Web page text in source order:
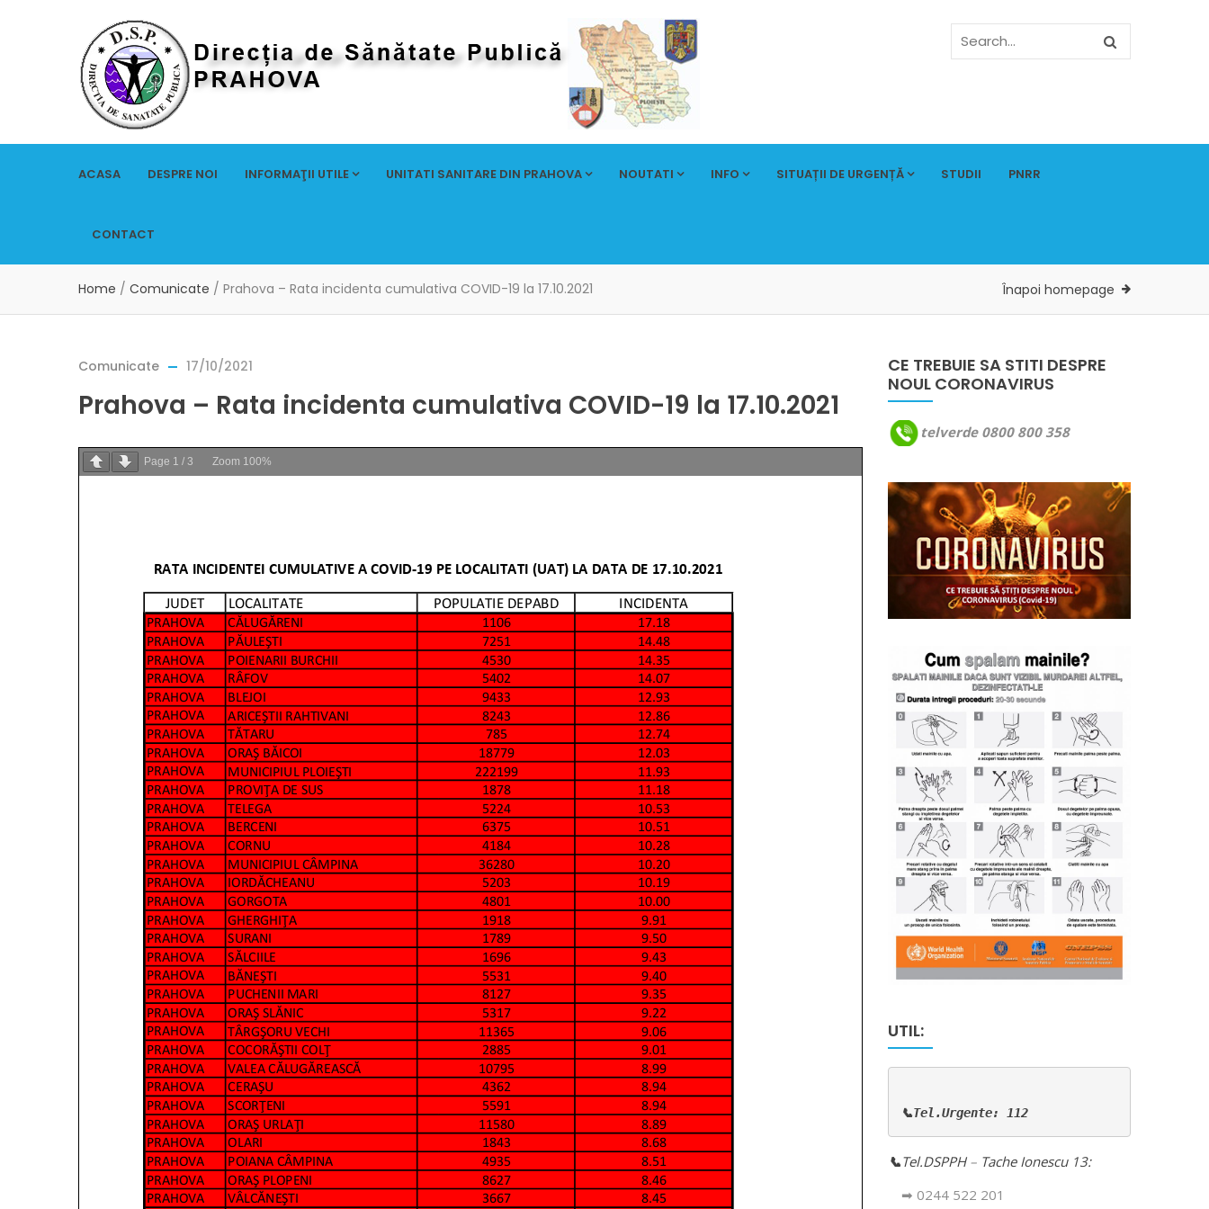
ACASA DESPRE NOI INFORMAŢII UTILE UNITATI SANITARE DIN PRAHOVA NOUTATI INFO SITUAȚII DE URGENȚĂ STUDII PNRR
CONTACT
Home / Comunicate / Prahova – Rata incidenta cumulativa COVID-19 la 17.10.2021 Înapoi homepage
Comunicate 17/10/2021
Prahova – Rata incidenta cumulativa COVID-19 la 17.10.2021
Page 1 / 3 Zoom 100%
CE TREBUIE SA STITI DESPRE
NOUL CORONAVIRUS
telverde 0800 800 358
UTIL:
📞Tel.Urgente: 112
📞Tel.DSPPH – Tache Ionescu 13:
➡ 0244 522 201